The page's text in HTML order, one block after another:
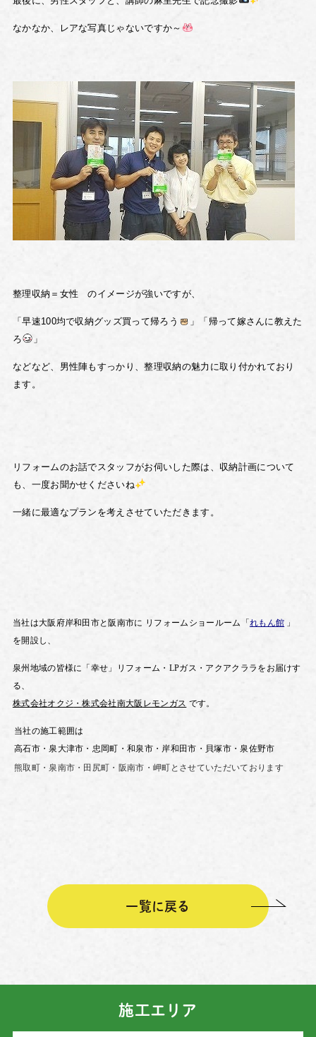
なかなか、レアな写真じゃないですか～
整理収納＝女性 のイメージが強いですが、
「早速100均で収納グッズ買って帰ろう
」「帰って嫁さんに教えた
ろ
」
などなど、 男性陣もすっかり、整理収納の魅力に取り付かれており
ます。
リフォームのお話でスタッフがお伺いした際は、 収納計画について
も、一度お聞かせくださいね
一緒に最適なプランを考えさせていただきます。
当社は大阪府岸和田市と阪南市に リフォームショールーム「 れもん館 」
を開設し、
泉州地域の皆様に「幸せ」リフォーム・ LPガス・ アクアクララを お届けす
る、
株式会社オクジ ・株式会社南大阪 レモンガス です。
当社の施工範囲は
高石市・泉大津市・忠岡町・和泉市・岸和田市・貝塚市・泉佐野市
熊取町・泉南市・田尻町・ 阪南市・岬町とさせていただいております
一覧に戻る
施工エリア